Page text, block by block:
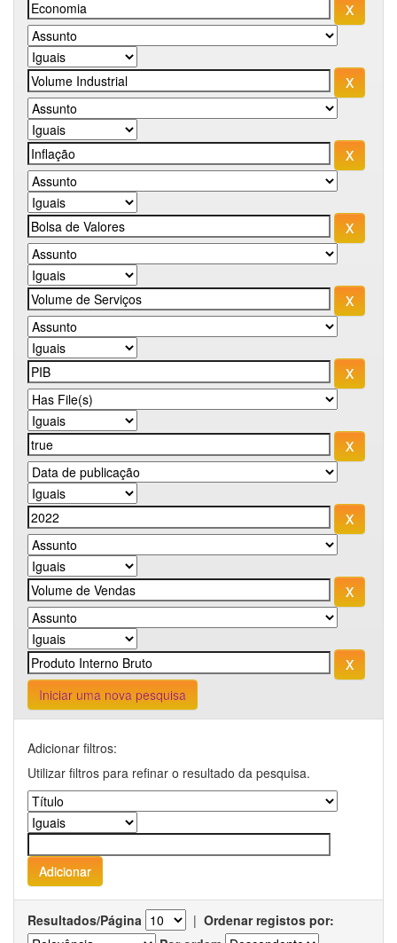
Iniciar uma nova pesquisa
Adicionar filtros:
Utilizar filtros para refinar o resultado da pesquisa.
Resultados/Página | Ordenar registos por: